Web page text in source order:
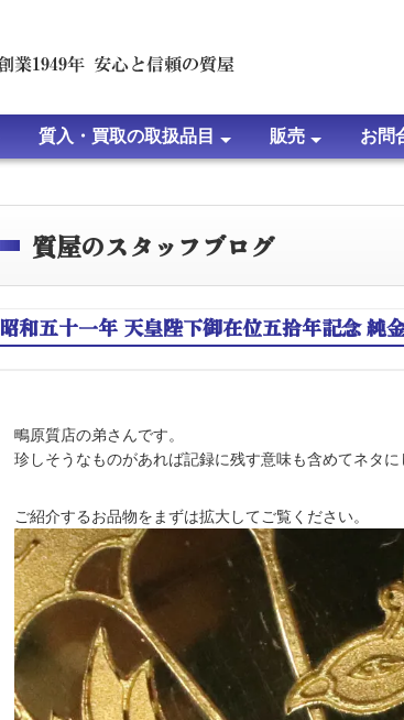
質入・買取の取扱品目 販売 お問
質屋のスタッフブログ
昭和五十一年 天皇陛下御在位五拾年記念 純
鴫原質店の弟さんです。
珍しそうなものがあれば記録に残す意味も含めてネタ
ご紹介するお品物をまずは拡大してご覧ください。